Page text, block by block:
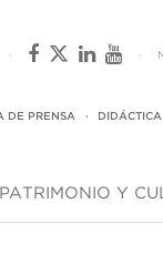
· ·
DE PRENSA · DIDÁCTICA
PATRIMONIO Y